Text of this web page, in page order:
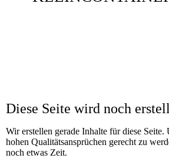
Diese Seite wird noch
Wir erstellen gerade Inhalte für diese Seite.
hohen Qualitätsansprüchen gerecht zu
noch etwas Zeit.